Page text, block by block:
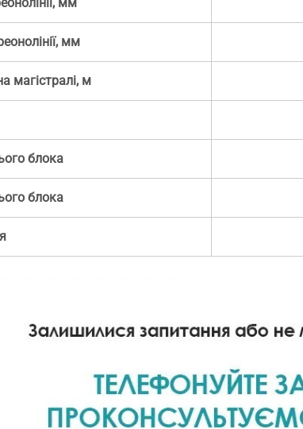
мм
мм
магістралі, м
блока
блока